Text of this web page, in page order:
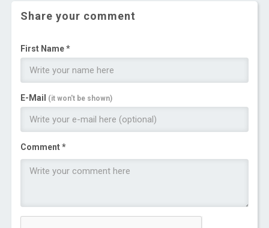
Share your comment
First Name *
E-Mail (it won't be shown)
Comment *